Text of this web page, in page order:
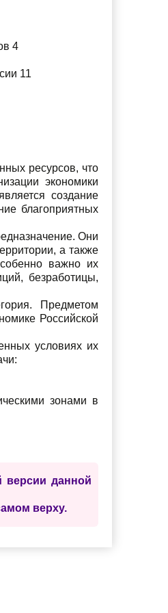
4
11
ресурсов, что
экономики
создание
благоприятных
Они
а также
важно их
безработицы,
Предметом
Российской
условиях их
зонами в
версии данной
верху.